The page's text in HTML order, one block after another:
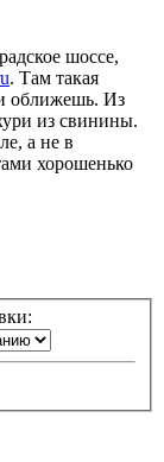
шоссе,
. Там такая
оближешь. Из
из свинины.
а не в
хорошенько